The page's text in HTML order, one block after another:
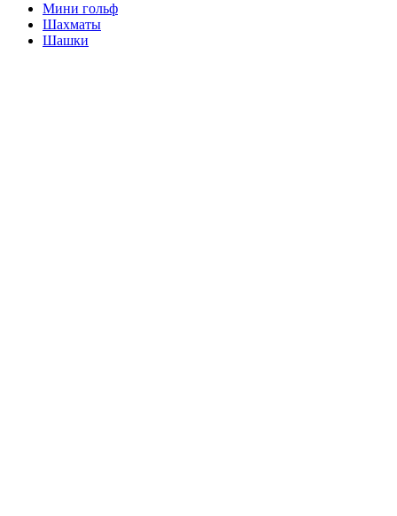
Мини гольф
Шахматы
Шашки